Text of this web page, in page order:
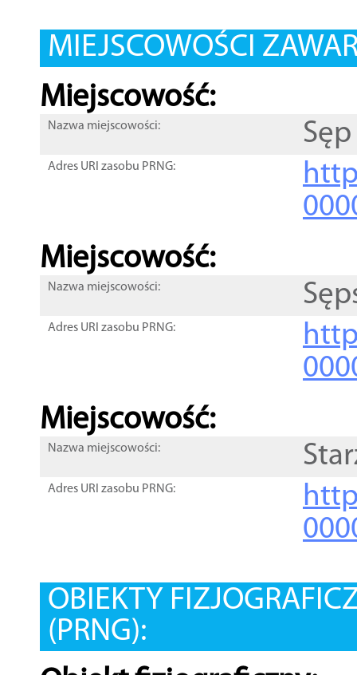
MIEJSCOWOŚCI
Miejscowość:
Nazwa miejscowości: Sęp
Adres URI zasobu PRNG:
Miejscowość:
Nazwa miejscowości:
Adres URI zasobu PRNG:
Miejscowość:
Nazwa miejscowości:
Adres URI zasobu PRNG:
OBIEKTY
(PRNG):